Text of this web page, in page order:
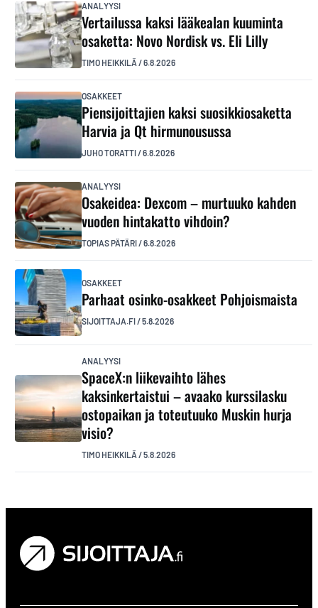
ANALYYSI
Vertailussa kaksi lääkealan kuuminta
osaketta: Novo Nordisk vs. Eli Lilly
TIMO HEIKKILÄ /6.8.2026
OSAKKEET
Piensijoittajien kaksi suosikkiosaketta
Harvia ja Qt hirmunousussa
JUHO TORATTI/6.8.2026
ANALYYSI
Osakeidea: Dexcom – murtuuko kahden
vuoden hintakatto vihdoin?
TOPIAS PÄTÄRI/6.8.2026
OSAKKEET
Parhaat osinko-osakkeet Pohjoismaista
SIJOITTAJA.FI/5.8.2026
ANALYYSI
SpaceX:n liikevaihto lähes
kaksinkertaistui – avaako kurssilasku
ostopaikan ja toteutuuko Muskin hurja
visio?
TIMO HEIKKILÄ /5.8.2026